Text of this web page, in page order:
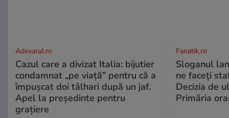
Adevarul.ro
Cazul care a divizat Italia: bijutier
condamnat „pe viață” pentru că a
împușcat doi tâlhari după un jaf.
Apel la președinte pentru
graţiere
Fanatik.ro
Sloganul
ne faceți
Decizia de
Primăria